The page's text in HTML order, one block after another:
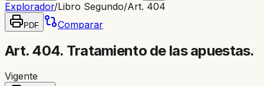
Explorador/Libro Segundo/Art. 404
PDF Comparar
Art. 404. Tratamiento de las apuestas.
Vigente